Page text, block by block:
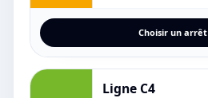
Choisir un arrêt
Ligne C4